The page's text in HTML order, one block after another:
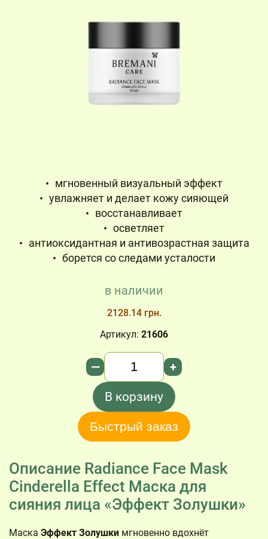
мгновенный визуальный эффект
увлажняет и делает кожу сияющей
восстанавливает
осветляет
антиоксидантная и антивозрастная защита
борется со следами усталости
в наличии
2128.14 грн.
Артикул: 21606
Количество
— +
В корзину
Быстрый заказ
Описание Radiance Face Mask
Cinderella Effect Маска для
сияния лица «Эффект Золушки»
Маска Эффект Золушки мгновенно вдохнёт